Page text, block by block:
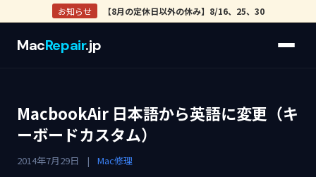
お知らせ 【8月の定休日以外の休み】8/16、25、30
MacRepair.jp
MacbookAir 日本語から英語に変更（キ
ーボードカスタム）
2014年7月29日 | Mac修理